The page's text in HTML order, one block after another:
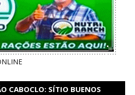
CABOCLO: SÍTIO BUENOS